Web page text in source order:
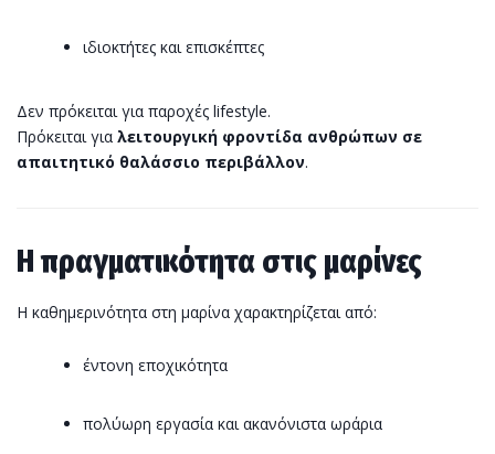
ιδιοκτήτες και επισκέπτες
Δεν πρόκειται για παροχές lifestyle.
Πρόκειται για λειτουργική φροντίδα ανθρώπων σε
απαιτητικό θαλάσσιο περιβάλλον.
Η πραγματικότητα στις μαρίνες
Η καθημερινότητα στη μαρίνα χαρακτηρίζεται από:
έντονη εποχικότητα
πολύωρη εργασία και ακανόνιστα ωράρια